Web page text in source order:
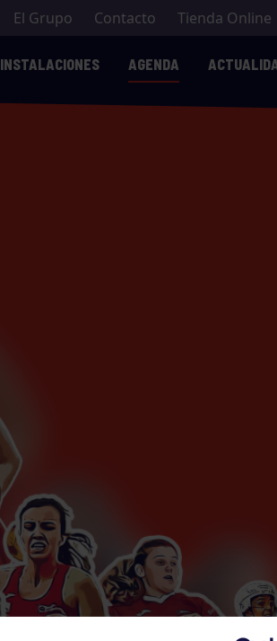
El Grupo Contacto Tienda Online
INSTALACIONES AGENDA